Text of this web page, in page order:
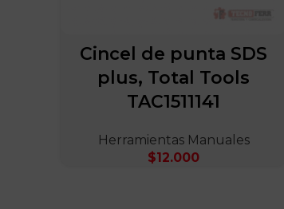
Cincel de punta SDS
plus, Total Tools
TAC1511141
Herramientas Manuales
$12.000